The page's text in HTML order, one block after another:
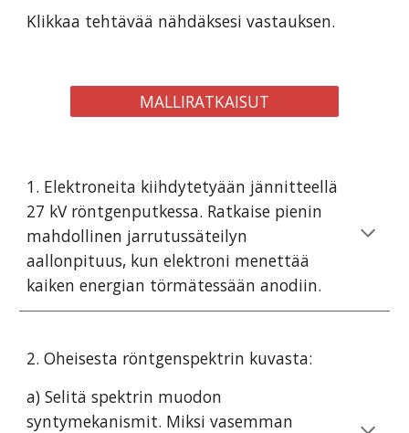
Klikkaa tehtävää nähdäksesi vastauksen.
MALLIRATKAISUT
1. Elektroneita kiihdytetyään jännitteellä
27 kV röntgenputkessa. Ratkaise pienin
mahdollinen jarrutussäteilyn
aallonpituus, kun elektroni menettää
kaiken energian törmätessään anodiin.
2. Oheisesta röntgenspektrin kuvasta:
a) Selitä spektrin muodon
syntymekanismit. Miksi vasemman